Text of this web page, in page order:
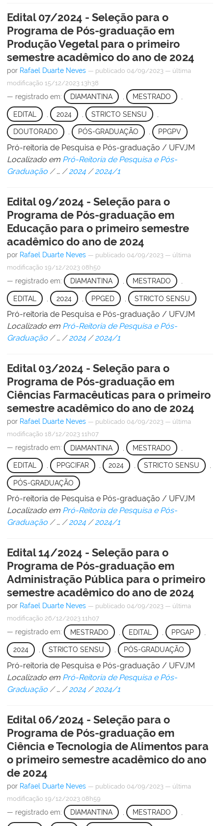
Edital 07/2024 - Seleção para o
Programa de Pós-graduação em
Produção Vegetal para o primeiro
semestre acadêmico do ano de 2024
por Rafael Duarte Neves — publicado 04/09/2023 — última
modificação 15/12/2023 13h38
— registrado em: DIAMANTINA MESTRADO
EDITAL 2024 STRICTO SENSU
DOUTORADO , PÓS-GRADUAÇÃO , PPGPV
Pró-reitoria de Pesquisa e Pós-graduação / UFVJM
Localizado em Pró-Reitoria de Pesquisa e Pós-
Graduação /… /2024 /2024/1
Edital 09/2024 - Seleção para o
Programa de Pós-graduação em
Educação para o primeiro semestre
acadêmico do ano de 2024
por Rafael Duarte Neves — publicado 04/09/2023 — última
modificação 19/12/2023 08h50
— registrado em: DIAMANTINA MESTRADO
EDITAL 2024 PPGED , STRICTO SENSU
Pró-reitoria de Pesquisa e Pós-graduação / UFVJM
Localizado em Pró-Reitoria de Pesquisa e Pós-
Graduação /… /2024 /2024/1
Edital 03/2024 - Seleção para o
Programa de Pós-graduação em
Ciências Farmacêuticas para o primeiro
semestre acadêmico do ano de 2024
por Rafael Duarte Neves — publicado 04/09/2023 — última
modificação 18/12/2023 11h07
— registrado em: DIAMANTINA MESTRADO
EDITAL , PPGCIFAR , 2024 , STRICTO SENSU ,
PÓS-GRADUAÇÃO
Pró-reitoria de Pesquisa e Pós-graduação / UFVJM
Localizado em Pró-Reitoria de Pesquisa e Pós-
Graduação /… /2024 /2024/1
Edital 14/2024 - Seleção para o
Programa de Pós-graduação em
Administração Pública para o primeiro
semestre acadêmico do ano de 2024
por Rafael Duarte Neves — publicado 04/09/2023 — última
modificação 26/12/2023 11h07
— registrado em: MESTRADO EDITAL PPGAP
2024 , STRICTO SENSU , PÓS-GRADUAÇÃO
Pró-reitoria de Pesquisa e Pós-graduação / UFVJM
Localizado em Pró-Reitoria de Pesquisa e Pós-
Graduação /… /2024 /2024/1
Edital 06/2024 - Seleção para o
Programa de Pós-graduação em
Ciência e Tecnologia de Alimentos para
o primeiro semestre acadêmico do ano
de 2024
por Rafael Duarte Neves — publicado 04/09/2023 — última
modificação 19/12/2023 08h59
— registrado em: DIAMANTINA MESTRADO